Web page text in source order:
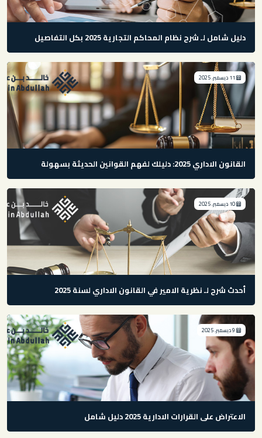
دليل شامل لـ شرح نظام المحاكم التجارية 2025 بكل التفاصيل
القانون الاداري 2025: دليلك لفهم القوانين الحديثة بسهولة
أحدث شرح لـ نظرية الامير في القانون الاداري لسنة 2025
الاعتراض على القرارات الادارية 2025 دليل شامل